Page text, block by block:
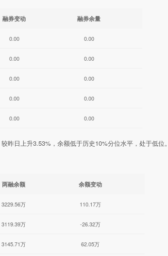
融券变动 融券余量
0.00 0.00
0.00 0.00
0.00 0.00
0.00 0.00
0.00 0.00
昨日上升3.53%，余额低于历史10%分位水平，处于低位。
两融余额 余额变动
3229.56万 110.17万
3119.39万 -26.32万
3145.71万 62.05万